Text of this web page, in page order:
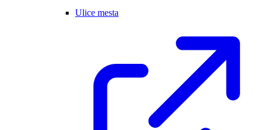
Ulice mesta